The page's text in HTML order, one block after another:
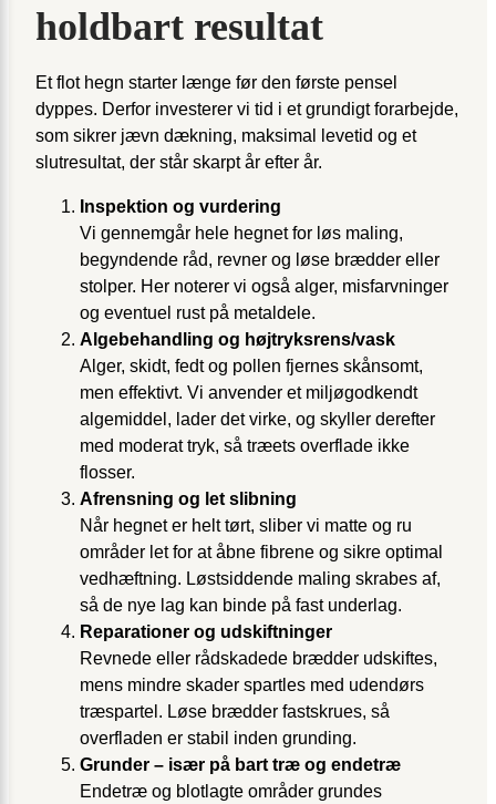
holdbart resultat
Et flot hegn starter længe før den første pensel
dyppes. Derfor investerer vi tid i et grundigt forarbejde,
som sikrer jævn dækning, maksimal levetid og et
slutresultat, der står skarpt år efter år.
Inspektion og vurdering
Vi gennemgår hele hegnet for løs maling,
begyndende råd, revner og løse brædder eller
stolper. Her noterer vi også alger, misfarvninger
og eventuel rust på metaldele.
Algebehandling og højtryksrens/vask
Alger, skidt, fedt og pollen fjernes skånsomt,
men effektivt. Vi anvender et miljøgodkendt
alge­middel, lader det virke, og skyller derefter
med moderat tryk, så træets overflade ikke
flosser.
Afrensning og let slibning
Når hegnet er helt tørt, sliber vi matte og ru
områder let for at åbne fibrene og sikre optimal
vedhæftning. Løstsiddende maling skrabes af,
så de nye lag kan binde på fast underlag.
Reparationer og udskiftninger
Revnede eller rådskadede brædder udskiftes,
mens mindre skader spartles med udendørs
træspartel. Løse brædder fastskrues, så
overfladen er stabil inden grunding.
Grunder – især på bart træ og endetræ
Endetræ og blotlagte områder grundes